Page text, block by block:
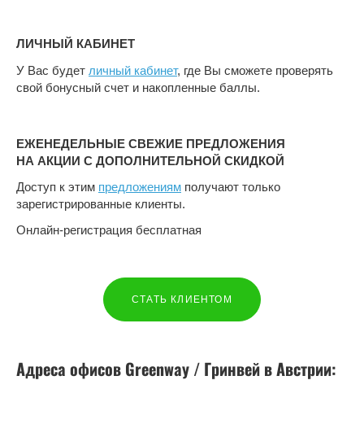
ЛИЧНЫЙ КАБИНЕТ
У Вас будет личный кабинет, где Вы сможете проверять
свой бонусный счет и накопленные баллы.
ЕЖЕНЕДЕЛЬНЫЕ СВЕЖИЕ ПРЕДЛОЖЕНИЯ
НА АКЦИИ С ДОПОЛНИТЕЛЬНОЙ СКИДКОЙ
Доступ к этим предложениям получают только
зарегистрированные клиенты.
Онлайн-регистрация бесплатная
СТАТЬ КЛИЕНТОМ
Адреса офисов Greenway / Гринвей вАвстрии: